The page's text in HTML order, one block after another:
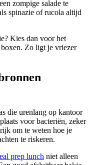
zompige salade te
spinazie of rucola altijd
Kies dan voor het
boxen. Zo ligt je vriezer
die urenlang op kantoor
voor bacteriën, zeker
om te weten hoe je
te riskeren.
prep lunch niet alleen